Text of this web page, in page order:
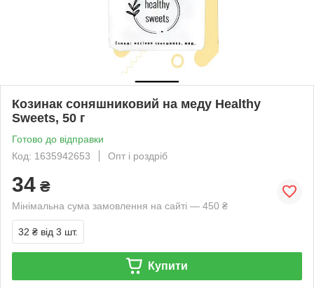
Козинак соняшниковий на меду Healthy
Sweets, 50 г
Готово до відправки
Код: 1635942653
Опт і роздріб
34 ₴
Мінімальна сума замовлення на сайті — 450 ₴
32 ₴ від 3 шт.
Купити